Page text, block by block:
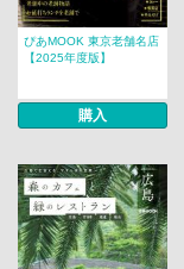
ぴあMOOK 東京老舗名店
【2025年度版】
購入